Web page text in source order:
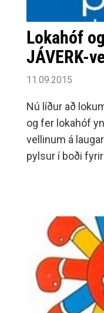
Lokahóf
JÁVERK-
11.09.2015
Nú líður að
og fer lokahóf
vellinum á
pylsur í boði